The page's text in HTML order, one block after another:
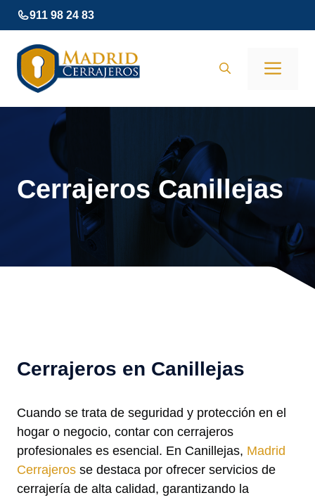
Saltar
al
contenido
911 98 24 83
Cerrajeros Canillejas
Cerrajeros en Canillejas
Cuando se trata de seguridad y protección en el
hogar o negocio, contar con cerrajeros
profesionales es esencial. En Canillejas, Madrid
Cerrajeros se destaca por ofrecer servicios de
cerrajería de alta calidad, garantizando la